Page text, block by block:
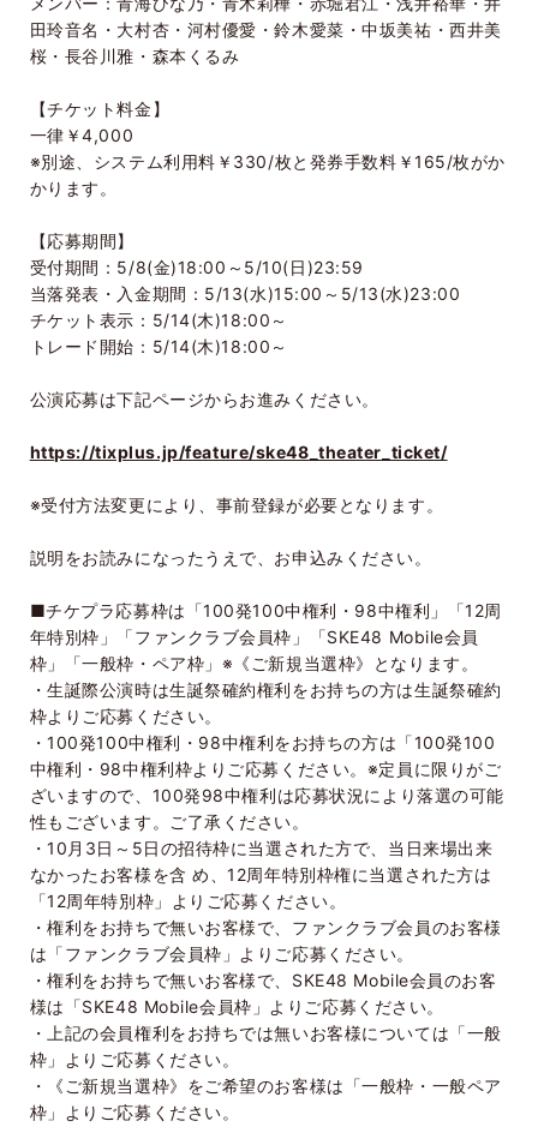
田玲音名・大村杏・河村優愛・鈴木愛菜・中坂美祐・西井美
桜・長谷川雅・森本くるみ
【チケット料金】
一律￥4,000
※別途、システム利用料￥ 330/枚と発券手数料￥165/枚がか
かります。
【応募期間】
受付期間： 5/8(金)18:00 ～ 5/10(日)23:59
当落発表・入金期間： 5/13(水)15:00 ～ 5/13(水)23:00
チケット表示： 5/14(木)18:00 ～
トレード開始： 5/14(木)18:00 ～
公演応募は下記ページからお進みください。
https://tixplus.jp/feature/ske48_theater_ticket/
※受付方法変更により、事前登録が必要となります。
説明をお読みになったうえで、お申込みください。
■チケプラ応募枠は「100発100中権利・ 98中権利」「12周
年特別枠」「ファンクラブ会員枠」「SKE48 Mobile会員
枠」「一般枠・ペア枠」※《ご新規当選枠》となります。
・生誕際公演時は生誕祭確約権利をお持ちの方は生誕祭確約
枠よりご応募ください。
・100発100中権利・ 98中権利をお持ちの方は「100発100
中権利・ 98中権利枠よりご応募ください。※定員に限りがご
ざいますので、 100発98中権利は応募状況により落選の可能
性もございます。ご了承ください。
・10 月 3日～ 5日の招待枠に当選された方で、当日来場出来
なかったお客様を含 め、12周年特別枠権に当選された方は
「12周年特別枠」よりご応募ください。
・権利をお持ちで無いお客様で、ファンクラブ会員のお客様
は「ファンクラブ会員枠」よりご応募ください。
・権利をお持ちで無いお客様で、 SKE48 Mobile会員のお客
様は「SKE48 Mobile会員枠」よりご応募ください。
・上記の会員権利をお持ちでは無いお客様については「一般
枠」よりご応募ください。
・《ご新規当選枠》をご希望のお客様は「一般枠・一般ペア
枠」よりご応募ください。